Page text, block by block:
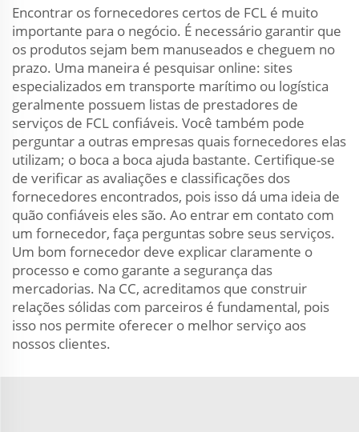
Encontrar os fornecedores certos de FCL é muito
importante para o negócio. É necessário garantir que
os produtos sejam bem manuseados e cheguem no
prazo. Uma maneira é pesquisar online: sites
especializados em transporte marítimo ou logística
geralmente possuem listas de prestadores de
serviços de FCL confiáveis. Você também pode
perguntar a outras empresas quais fornecedores elas
utilizam; o boca a boca ajuda bastante. Certifique-se
de verificar as avaliações e classificações dos
fornecedores encontrados, pois isso dá uma ideia de
quão confiáveis eles são. Ao entrar em contato com
um fornecedor, faça perguntas sobre seus serviços.
Um bom fornecedor deve explicar claramente o
processo e como garante a segurança das
mercadorias. Na CC, acreditamos que construir
relações sólidas com parceiros é fundamental, pois
isso nos permite oferecer o melhor serviço aos
nossos clientes.